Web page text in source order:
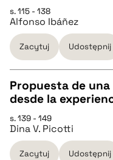
pobierz cytat
CZYSTY TEKST
pobierz cytat
BIBTEX
pobierz cytat
s. 115 - 138
Alfonso Ibáñez
Zacytuj Udostępnij
CZYSTY TEKST
pobierz cytat
Propuesta de
desde la
s. 139 - 149
Dina V. Picotti
Zacytuj Udostępnij